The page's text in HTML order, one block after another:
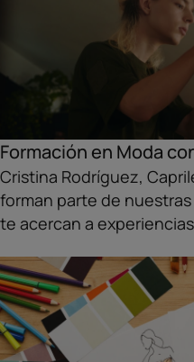
Formación en Moda
Cristina Rodríguez,
forman parte de
te acercan a